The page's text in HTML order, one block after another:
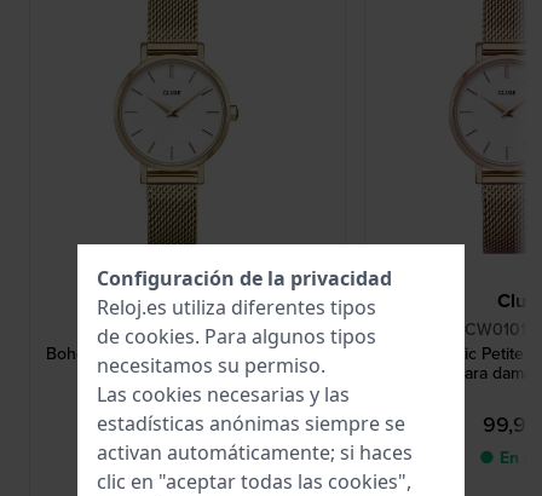
Cluse
CW0101211001
Boho Chic Petite 28 mm Reloj dorado
de cuarzo para dama
99,95 €
● En stock
Boho Chic Petite
cuarzo para
● En
Configuración de la privacidad
Reloj.es utiliza diferentes tipos
de cookies. Para algunos tipos
necesitamos su permiso.
Las cookies necesarias y las
estadísticas anónimas siempre se
activan automáticamente; si haces
clic en "aceptar todas las cookies",